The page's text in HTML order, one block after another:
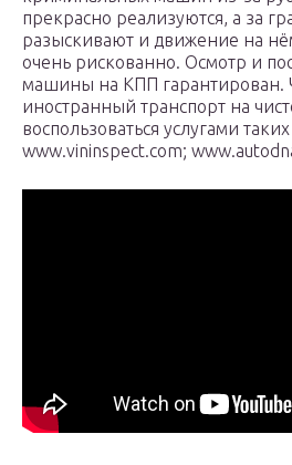
прекрасно реализуются, а за
разыскивают и движение на
очень рискованно. Осмотр и
машины на КПП гарантирован.
иностранный транспорт на
воспользоваться услугами
www.vininspect.com;